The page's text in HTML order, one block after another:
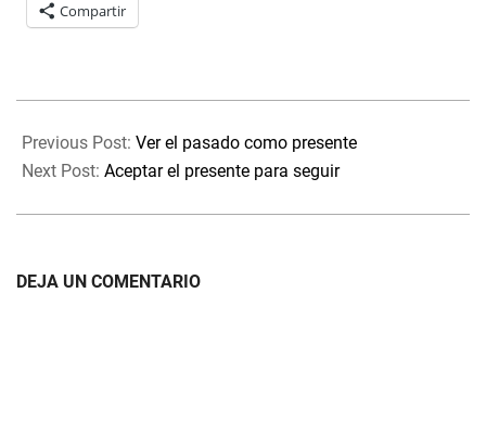
Compartir
08-
24
Previous Post: Ver el pasado como presente
Next Post: Aceptar el presente para seguir
DEJA UN COMENTARIO